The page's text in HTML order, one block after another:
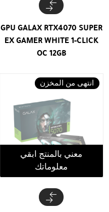
GPU GALAX RTX4070 SUPER
EX GAMER WHITE 1-CLICK
OC 12GB
انتهى من المخزن
معني بالمنتج ابقي
معلوماتك